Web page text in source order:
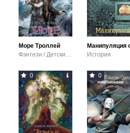
Море Троллей
Фэнтези / Детские приключения
История
0 0